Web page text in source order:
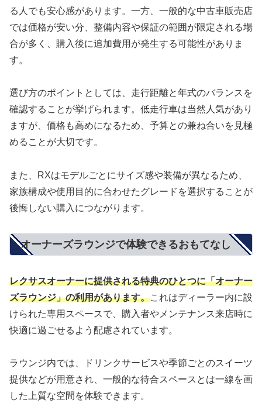
る人でも安心感があります。一方、一般的な中古車販売店
では価格が安い分、整備内容や保証の範囲が限定される場
合が多く、購入後に追加費用が発生する可能性がありま
す。
選び方のポイントとしては、走行距離と年式のバランスを
確認することが挙げられます。低走行車は当然人気があり
ますが、価格も高めになるため、予算との兼ね合いを見極
めることが大切です。
また、RXはモデルごとにサイズ感や装備が異なるため、
家族構成や使用目的に合わせたグレードを選択することが
後悔しない購入につながります。
オーナーズラウンジで体験できるおもてなし
レクサスオーナーに提供される特典のひとつに「オーナー
ズラウンジ」の利用があります。これはディーラー内に設
けられた専用スペースで、購入者やメンテナンス来店時に
快適に過ごせるよう配慮されています。
ラウンジ内では、ドリンクサービスや季節ごとのスイーツ
提供などが用意され、一般的な待合スペースとは一線を画
した上質な空間を体験できます。